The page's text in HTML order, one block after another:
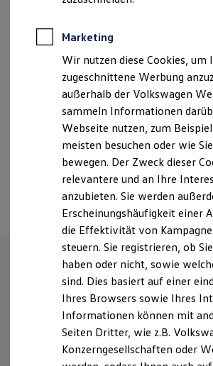
Anpfiff zum Gewinn
Elektroautos
ID. Tutorials
Elektrofahrzeugkonzepte
Reichweite
Reichweite der ID.
Reichweite im Winter
Laden
Laden unterwegs
Laden Zuhause
Ladestationen finden
Ladezeitensimulator
Batterie
Sicherheit
Garantie und Lebensdauer
Nachhaltigkeit
Technologie
Kosten und Kauf
Verbrauchskosten
Kaufoptionen
E-Auto-Förderung
Software und Konnektivität
ID. Software Versionen
Digitale Extras
Schnittstellen zu Ihrem ID.
audi-mgh@koch-autogruppe.de
Montag
Sonntag
Ansprechpartner
Unser Autohaus in
Mergentheim.
Standorte
Marketing
Wir nutzen diese Cookies,
zugeschnittene Werbung
außerhalb der Volkswagen
sammeln Informationen
Webseite nutzen, zum
meisten besuchen oder wie
bewegen. Der Zweck dieser
relevantere und an Ihre
anzubieten. Sie werden
Erscheinungshäufigkeit einer
die Effektivität von
steuern. Sie registrieren, ob
haben oder nicht, sowie
sind. Dies basiert auf einer
Ihres Browsers sowie Ihres
Informationen können mit
Seiten Dritter, wie z.B.
Konzerngesellschaften oder